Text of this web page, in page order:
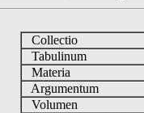
Collectio
Tabulinum
Materia
Argumentum
Volumen